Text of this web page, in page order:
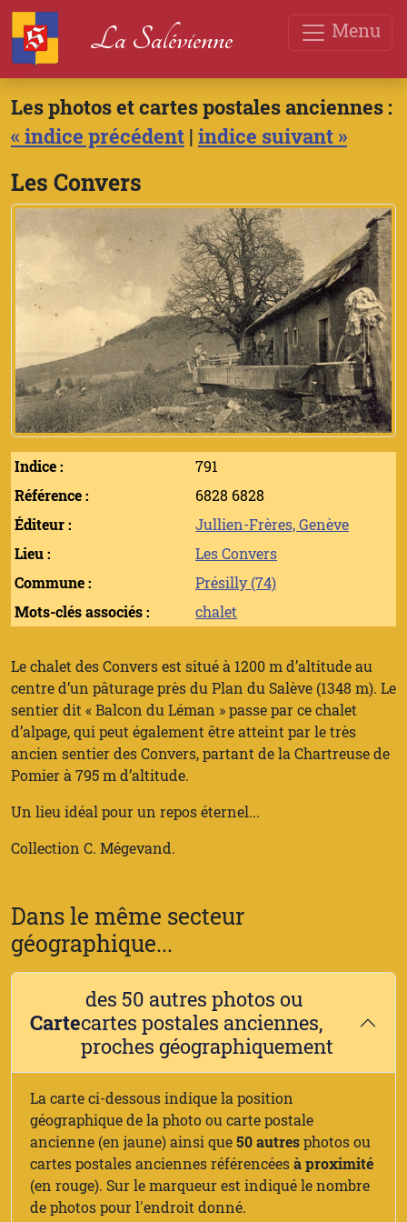
Menu
La Salévienne
Les photos et cartes postales anciennes :
« indice précédent | indice suivant »
Les Convers
Indice :
791
Référence :
6828 6828
Éditeur :
Jullien-Frères, Genève
Lieu :
Les Convers
Commune :
Présilly (74)
Mots-clés associés :
chalet
Le chalet des Convers est situé à 1200 m d’altitude au
centre d’un pâturage près du Plan du Salève (1348 m). Le
sentier dit « Balcon du Léman » passe par ce chalet
d’alpage, qui peut également être atteint par le très
ancien sentier des Convers, partant de la Chartreuse de
Pomier à 795 m d’altitude.
Un lieu idéal pour un repos éternel...
Collection C. Mégevand.
Dans le même secteur
géographique...
Carte
des 50 autres photos ou
cartes postales anciennes,
proches géographiquement
La carte ci-dessous indique la position
géographique de la photo ou carte postale
ancienne (en jaune) ainsi que50 autresphotos ou
cartes postales anciennes référencéesà proximité
(en rouge). Sur le marqueur est indiqué le nombre
de photos pour l'endroit donné.